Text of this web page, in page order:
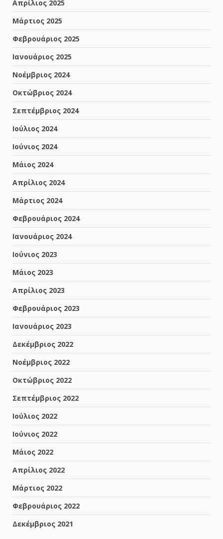
Απρίλιος 2025
Μάρτιος 2025
Φεβρουάριος 2025
Ιανουάριος 2025
Νοέμβριος 2024
Οκτώβριος 2024
Σεπτέμβριος 2024
Ιούλιος 2024
Ιούνιος 2024
Μάιος 2024
Απρίλιος 2024
Μάρτιος 2024
Φεβρουάριος 2024
Ιανουάριος 2024
Ιούνιος 2023
Μάιος 2023
Απρίλιος 2023
Φεβρουάριος 2023
Ιανουάριος 2023
Δεκέμβριος 2022
Νοέμβριος 2022
Οκτώβριος 2022
Σεπτέμβριος 2022
Ιούλιος 2022
Ιούνιος 2022
Μάιος 2022
Απρίλιος 2022
Μάρτιος 2022
Φεβρουάριος 2022
Δεκέμβριος 2021